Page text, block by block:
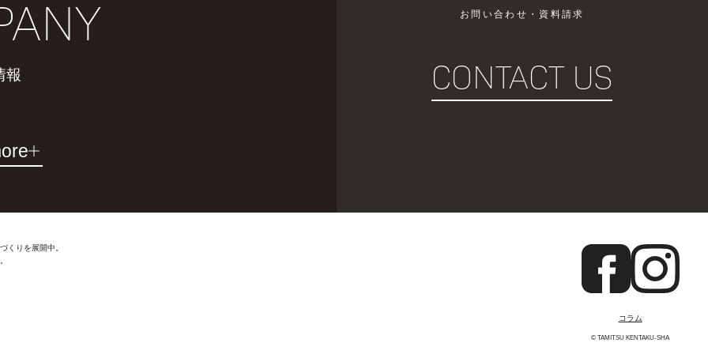
報
お問い合わせ・資料請求
CONTACT US
くりを展開中。
コラム
© TAMITSU KENTAKU-SHA